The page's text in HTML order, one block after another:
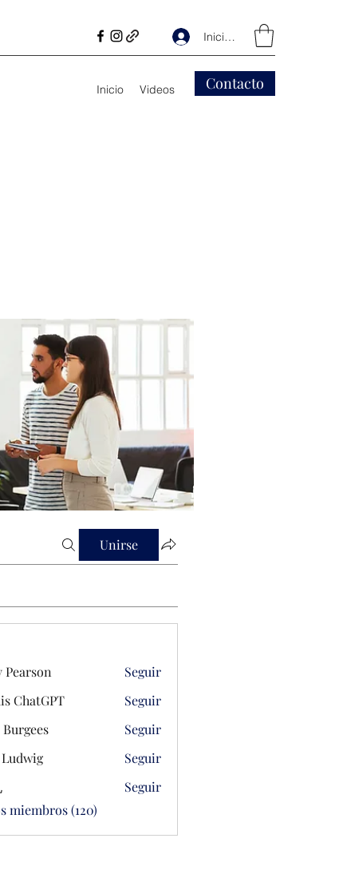
Iniciar sesión
Inicio Videos Contacto
Unirse
Pearson
Seguir
ChatGPT
Seguir
Seguir
Seguir
Seguir
miembros (120)